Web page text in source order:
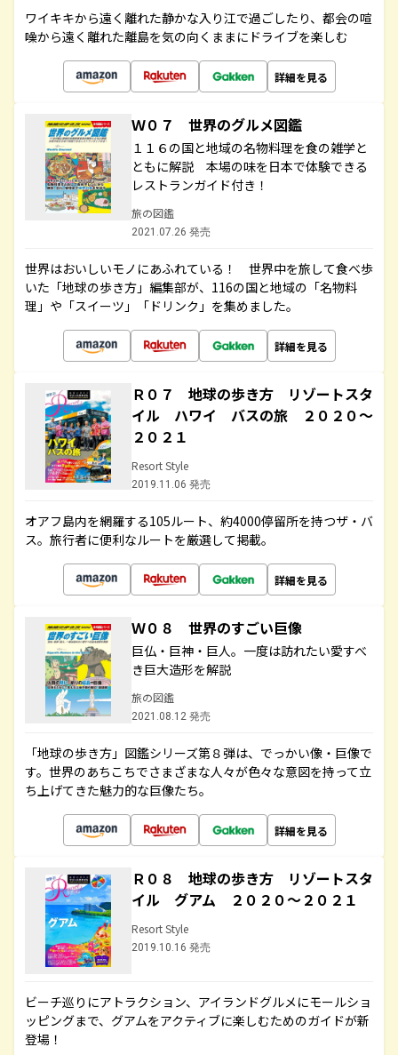
ワイキキから遠く離れた静かな入り江で過ごしたり、都会の喧
噪から遠く離れた離島を気の向くままにドライブを楽しむ
詳細を見る
Ｗ０７ 世界のグルメ図鑑
１１６の国と地域の名物料理を食の雑学と
ともに解説 本場の味を日本で体験できる
レストランガイド付き！
旅の図鑑
2021.07.26 発売
世界はおいしいモノにあふれている！ 世界中を旅して食べ歩
いた「地球の歩き方」編集部が、116の国と地域の「名物料
理」や「スイーツ」「ドリンク」を集めました。
詳細を見る
Ｒ０７ 地球の歩き方 リゾートスタ
イル ハワイ バスの旅 ２０２０～
２０２１
Resort Style
2019.11.06 発売
オアフ島内を網羅する105ルート、約4000停留所を持つザ・バ
ス。旅行者に便利なルートを厳選して掲載。
詳細を見る
Ｗ０８ 世界のすごい巨像
巨仏・巨神・巨人。一度は訪れたい愛すべ
き巨大造形を解説
旅の図鑑
2021.08.12 発売
「地球の歩き方」図鑑シリーズ第８弾は、でっかい像・巨像で
す。世界のあちこちでさまざまな人々が色々な意図を持って立
ち上げてきた魅力的な巨像たち。
詳細を見る
Ｒ０８ 地球の歩き方 リゾートスタ
イル グアム ２０２０～２０２１
Resort Style
2019.10.16 発売
ビーチ巡りにアトラクション、アイランドグルメにモールショ
ッピングまで、グアムをアクティブに楽しむためのガイドが新
登場！